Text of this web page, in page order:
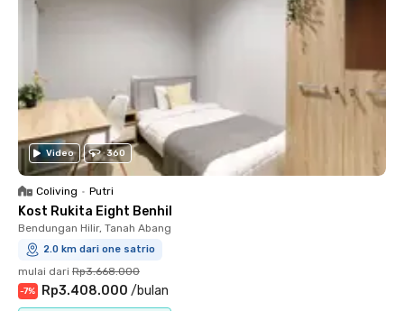
Video 360
Coliving • Putri
Kost Rukita Eight Benhil
Bendungan Hilir, Tanah Abang
2.0 km dari one satrio
mulai dari Rp3.668.000
-7% Rp3.408.000 /bulan